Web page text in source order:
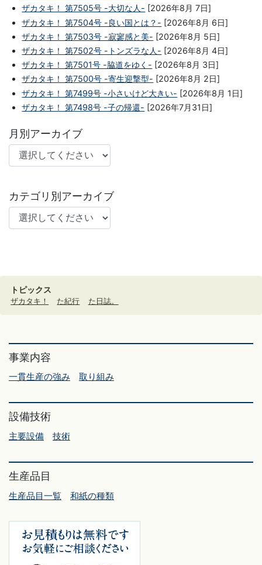
ザカタキ！ 第7505号 -大切な人- [2026年8月 7日]
ザカタキ！ 第7504号 -良い国とは？- [2026年8月 6日]
ザカタキ！ 第7503号 -寂寥感と美- [2026年8月 5日]
ザカタキ！ 第7502号 -トンズラな人- [2026年8月 4日]
ザカタキ！ 第7501号 -脇道をゆく- [2026年8月 3日]
ザカタキ！ 第7500号 -寄生迎撃型- [2026年8月 2日]
ザカタキ！ 第7499号 -小さいけど大きい- [2026年8月 1日]
ザカタキ！ 第7498号 -子の帰還- [2026年7月31日]
月別アーカイブ
カテゴリ別アーカイブ
トピックス
ザカタキ！ た紀行 た日誌。
事業内容
一貫生産の強み 取り組み
設備技術
主要設備 技術
生産品目
生産品目一覧 和紙の種類